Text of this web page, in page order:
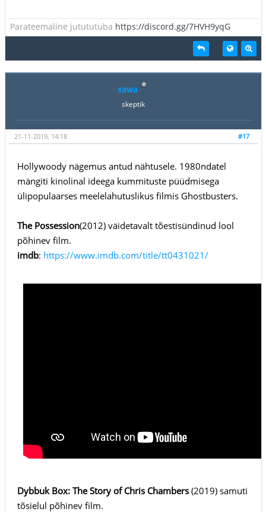
Parateemaline jutututuba https://discord.gg/7HVH9yqG
xawa
skeptik
#17
21-11-2019, 14:18
Hollywoody nägemus antud nähtusele. 1980ndatel
mängiti kinolinal ideega kummituste püüdmisega
ülipopulaarses meelelahutuslikus filmis Ghostbusters.
The Possession(2012) väidetavalt tõestisündinud lool
põhinev film.
imdb: https://www.imdb.com/title/tt0431021/
Dybbuk Box: The Story of Chris Chambers(2019) samuti
tõsielul põhinev film.